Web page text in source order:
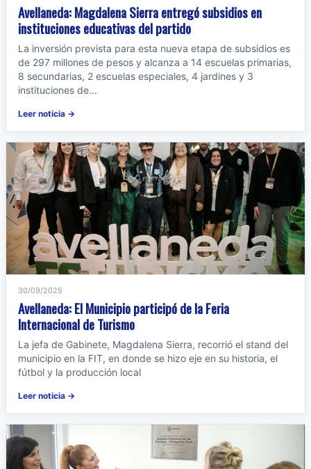
Avellaneda: Magdalena Sierra entregó subsidios en
instituciones educativas del partido
La inversión prevista para esta nueva etapa de subsidios es
de 297 millones de pesos y alcanza a 14 escuelas primarias,
8 secundarias, 2 escuelas especiales, 4 jardines y 3
instituciones de...
Leer noticia →
30/09/2025
Avellaneda: El Municipio participó de la Feria
Internacional de Turismo
La jefa de Gabinete, Magdalena Sierra, recorrió el stand del
municipio en la FIT, en donde se hizo eje en su historia, el
fútbol y la producción local
Leer noticia →